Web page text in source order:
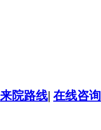
来院路线| 在线咨询